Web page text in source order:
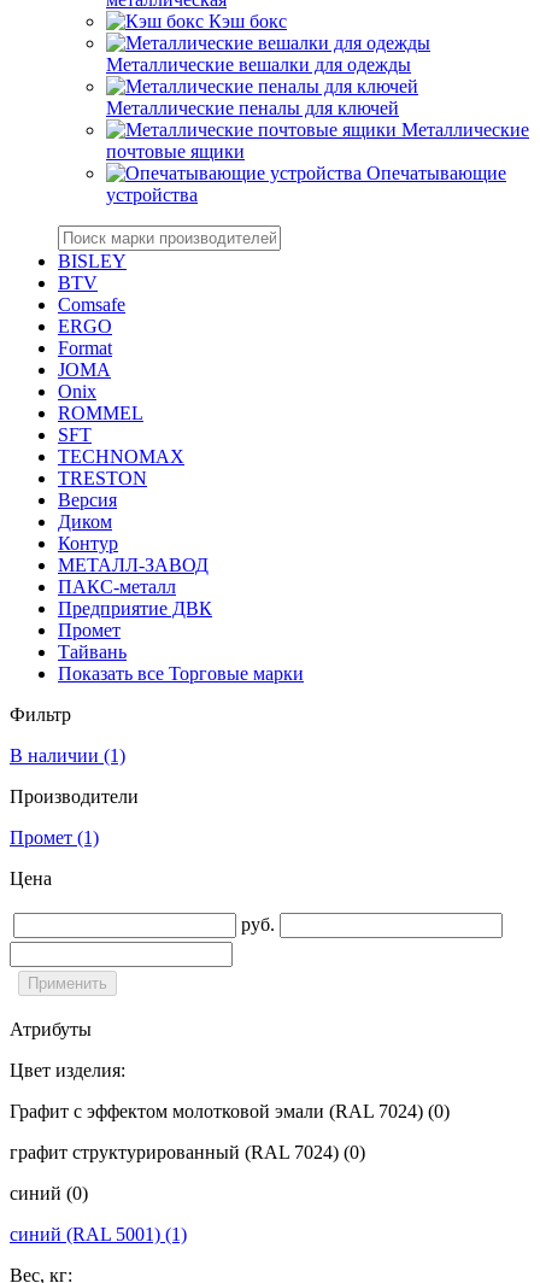
Кэш бокс
Металлические вешалки для одежды
Металлические пеналы для ключей
Металлические
почтовые ящики
Опечатывающие
устройства
BISLEY
BTV
Comsafe
ERGO
Format
JOMA
Onix
ROMMEL
SFT
TECHNOMAX
TRESTON
Версия
Диком
Контур
МЕТАЛЛ-ЗАВОД
ПАКС-металл
Предприятие ДВК
Промет
Тайвань
Показать все Торговые марки
Фильтр
В наличии (1)
Производители
Промет (1)
Цена
руб.
Атрибуты
Цвет изделия:
Графит с эффектом молотковой эмали (RAL 7024) (0)
графит структурированный (RAL 7024) (0)
синий (0)
синий (RAL 5001) (1)
Вес, кг: